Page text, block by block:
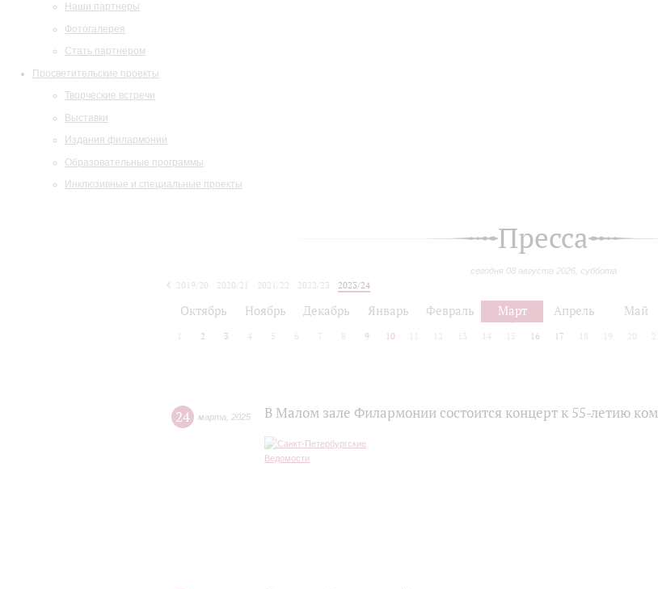
Наши партнеры
Фотогалерея
Стать партнером
Просветительские проекты
Творческие встречи
Выставки
Издания филармонии
Образовательные программы
Инклюзивные и специальные проекты
Пресса
сегодня 08 августа 2026, суббота
2019/20 2020/21 2021/22 2022/23
2023/24
Октябрь Ноябрь Декабрь Январь Февраль Март Апрель Май
2 3 4 5 6 7 8 9 10 12 13 14 15 16 17 18 19 20 21
24 марта 2025 В Малом зале Филармонии состоится концерт к 55‑летию